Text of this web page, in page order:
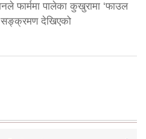
फार्ममा पालेका कुखुरामा ‘फाउल
सङ्क्रमण देखिएको